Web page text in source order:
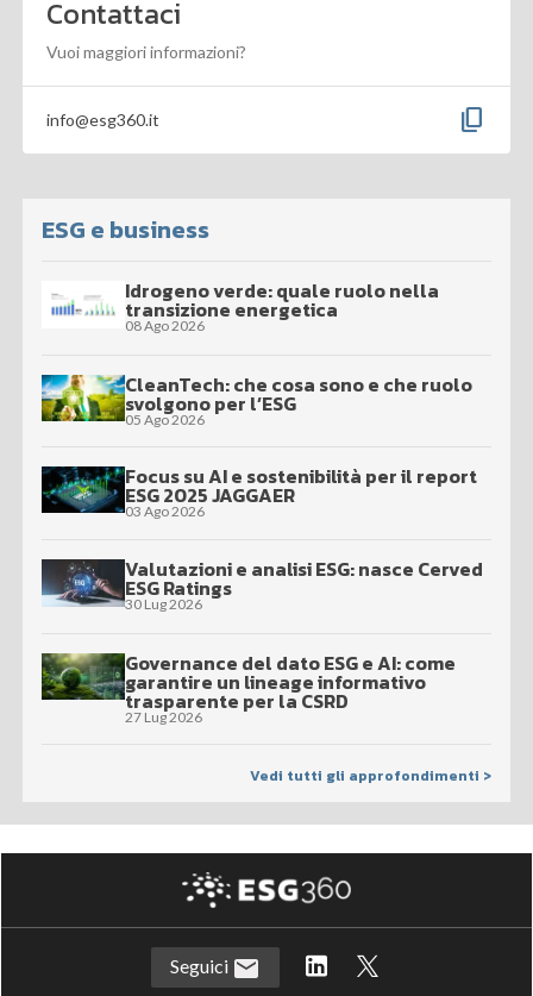
Contattaci
Vuoi maggiori informazioni?
info@esg360.it content_copy
ESG e business
Idrogeno verde: quale ruolo nella
transizione energetica
08 Ago 2026
CleanTech: che cosa sono e che ruolo
svolgono per l’ESG
05 Ago 2026
Focus su AI e sostenibilità per il report
ESG 2025 JAGGAER
03 Ago 2026
Valutazioni e analisi ESG: nasce Cerved
ESG Ratings
30 Lug 2026
Governance del dato ESG e AI: come
garantire un lineage informativo
trasparente per la CSRD
27 Lug 2026
Vedi tutti gli approfondimenti >
Seguici